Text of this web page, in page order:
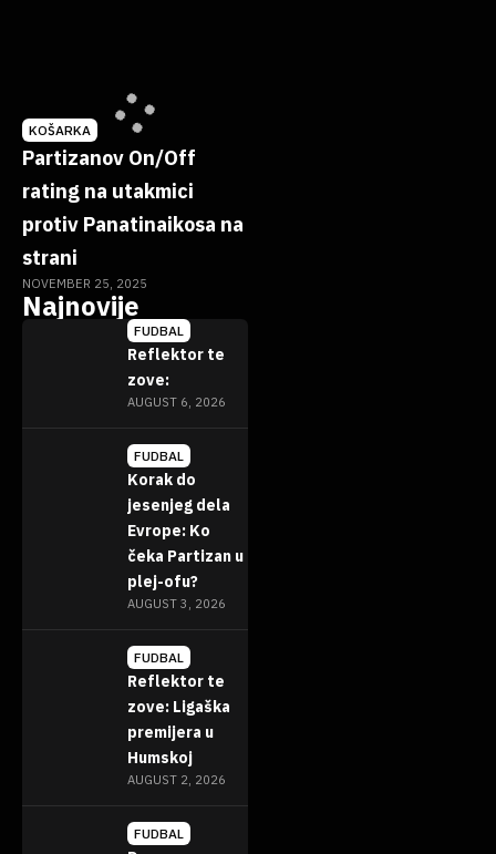
KOŠARKA
Partizanov On/Off
rating na utakmici
protiv Panatinaikosa na
strani
NOVEMBER 25, 2025
Najnovije
FUDBAL
Reflektor te
zove:
AUGUST 6, 2026
FUDBAL
Korak do
jesenjeg dela
Evrope: Ko
čeka Partizan u
plej-ofu?
AUGUST 3, 2026
FUDBAL
Reflektor te
zove: Ligaška
premijera u
Humskoj
AUGUST 2, 2026
FUDBAL